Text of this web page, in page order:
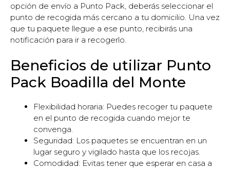
opción de envío a Punto Pack, deberás seleccionar el
punto de recogida más cercano a tu domicilio. Una vez
que tu paquete llegue a ese punto, recibirás una
notificación para ir a recogerlo.
Beneficios de utilizar Punto
Pack Boadilla del Monte
Flexibilidad horaria: Puedes recoger tu paquete
en el punto de recogida cuando mejor te
convenga.
Seguridad: Los paquetes se encuentran en un
lugar seguro y vigilado hasta que los recojas.
Comodidad: Evitas tener que esperar en casa a